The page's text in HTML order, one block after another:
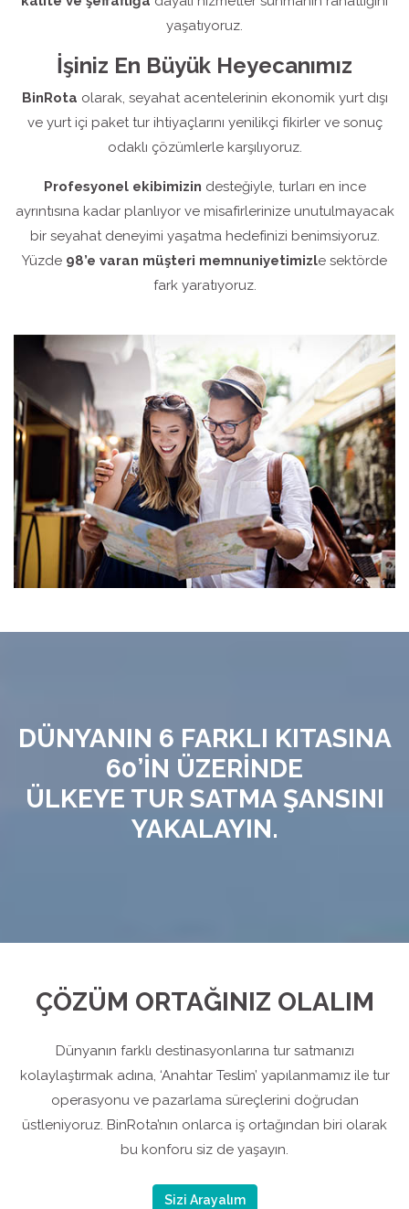
yaşatıyoruz.
İşiniz En Büyük Heyecanımız
BinRota olarak, seyahat acentelerinin ekonomik yurt dışı
ve yurt içi paket tur ihtiyaçlarını yenilikçi fikirler ve sonuç
odaklı çözümlerle karşılıyoruz.
Profesyonel ekibimizin desteğiyle, turları en ince
ayrıntısına kadar planlıyor ve misafirlerinize unutulmayacak
bir seyahat deneyimi yaşatma hedefinizi benimsiyoruz.
Yüzde 98’e varan müşteri memnuniyetimizle sektörde
fark yaratıyoruz.
DÜNYANIN 6 FARKLI KITASINA
60’İN ÜZERİNDE
ÜLKEYE TUR SATMA ŞANSINI
YAKALAYIN.
ÇÖZÜM ORTAĞINIZ OLALIM
Dünyanın farklı destinasyonlarına tur satmanızı
kolaylaştırmak adına, ‘Anahtar Teslim’ yapılanmamız ile tur
operasyonu ve pazarlama süreçlerini doğrudan
üstleniyoruz. BinRota’nın onlarca iş ortağından biri olarak
bu konforu siz de yaşayın.
Sizi Arayalım